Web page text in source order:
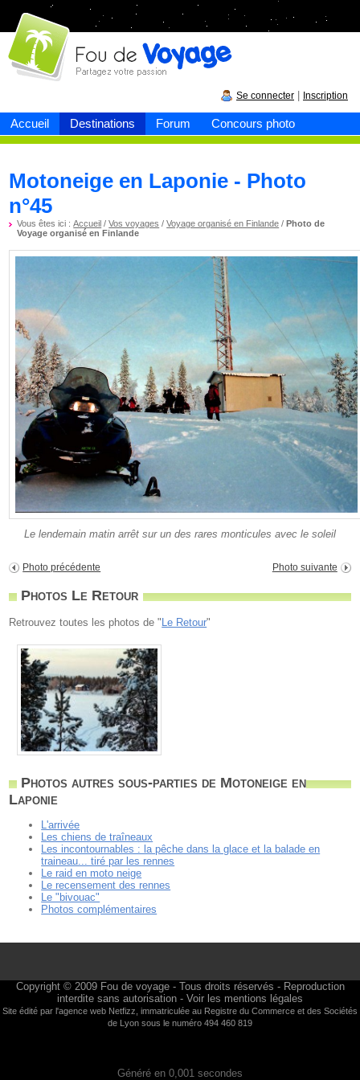
Accueil Destinations Forum Concours photo
Fou devoyage
Se connecter Inscription
Motoneige en Laponie - Photo
n°45
Vous êtes ici :Accueil /Vos voyages /Voyage organisé en Finlande /Photo de
Voyage organisé en Finlande
Le lendemain matin arrêt sur un des rares monticules avec le soleil
Photo précédente Photo suivante
Photos Le Retour
Retrouvez toutes les photos de " Le Retour"
Photos autres sous-parties de Motoneige en
Laponie
L'arrivée
Les chiens de traîneaux
Les incontournables : la pêche dans la glace et la balade en
traineau... tiré par les rennes
Le raid en moto neige
Le recensement des rennes
Le "bivouac"
Photos complémentaires
Copyright © 2009 Fou de voyage- Tous droits réservés - Reproduction
interdite sans autorisation - Voir les mentions légales
Site édité par l'agence web Netfizz , immatriculée au Registre du Commerce et des Sociétés
de Lyon sous le numéro 494 460 819
Généré en 0,001 secondes